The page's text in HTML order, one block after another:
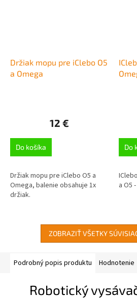
Držiak mopu pre iClebo O5
a Omega
12 €
Do košíka
Držiak mopu pre iClebo O5 a
Omega, balenie obsahuje 1x
držiak.
Do
a O5
ZOBRAZIŤ VŠETKY
Podrobný popis produktu Hodnotenie
Robotický